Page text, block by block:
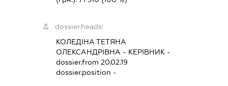
dossier.heads:
КОЛЕДІНА ТЕТЯНА
ОЛЕКСАНДРІВНА - КЕРІВНИК -
dossier.from 20.02.19
dossier.position -